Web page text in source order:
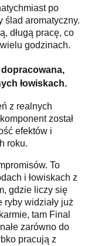
po
ślad aromatyczny.
długą pracę, co
godzinach.
łowiskach.
z realnych
został
efektów i
roku.
To
i łowiskach z
gdzie liczy się
ryby widziały już
tam Final
zarówno do
pracują z